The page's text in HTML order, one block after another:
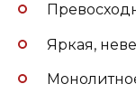
Яркая,